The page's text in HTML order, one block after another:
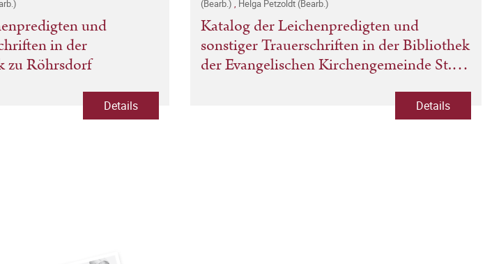
und
in der
zu Röhrsdorf
Details
(Bearb.)
Helga Petzoldt (Bearb.)
Katalog der Leichenpredigten und
sonstiger Trauerschriften in der Bibliothek
der Evangelischen Kirchengemeinde St.
Details